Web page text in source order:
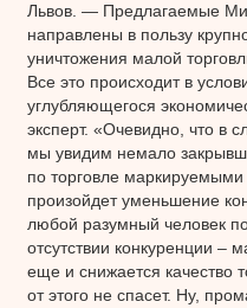
Львов. — Предлагаемые
направлены в пользу
уничтожения малой
Все это происходит в
углубляющегося
эксперт. «Очевидно, что в
мы увидим немало
по торговле
произойдет уменьшение
любой разумный человек
отсутствии конкуренции –
еще и снижается качество
от этого не спасет. Ну,